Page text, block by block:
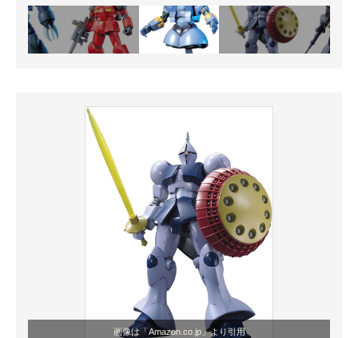
画像は「Amazon.co.jp」より引用